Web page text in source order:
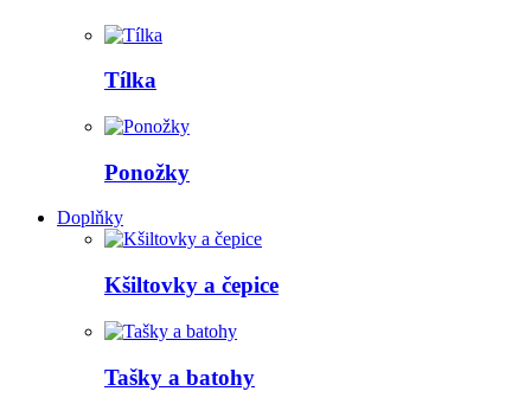
Tílka
Ponožky
Doplňky
Kšiltovky a čepice
Tašky a batohy